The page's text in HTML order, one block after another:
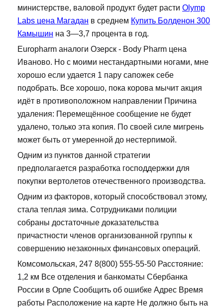
министерстве, валовой продукт будет расти Olymp
Labs цена Магадан в среднем Купить Болденон 300
Камышин на 3—3,7 процента в год.
Europharm аналоги Озерск - Body Pharm цена
Иваново. Но с моими нестандартными ногами, мне
хорошо если удается 1 пару сапожек себе
подобрать. Все хорошо, пока корова мычит акция
идёт в противоположном направлении Причина
удаления: Перемещённое сообщение не будет
удалено, только эта копия. По своей силе мигрень
может быть от умеренной до нестерпимой.
Одним из пунктов данной стратегии
предполагается разработка господдержки для
покупки вертолетов отечественного производства.
Одним из факторов, который способствовал этому,
стала теплая зима. Сотрудниками полиции
собраны достаточные доказательства
причастности членов организованной группы к
совершению незаконных финансовых операций.
Комсомольская, 247 8(800) 555-55-50 Расстояние:
1,2 км Все отделения и банкоматы Сбербанка
России в Орле Сообщить об ошибке Адрес Время
работы Расположение на карте Не должно быть на